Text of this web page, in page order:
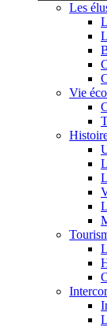
Les
Vie